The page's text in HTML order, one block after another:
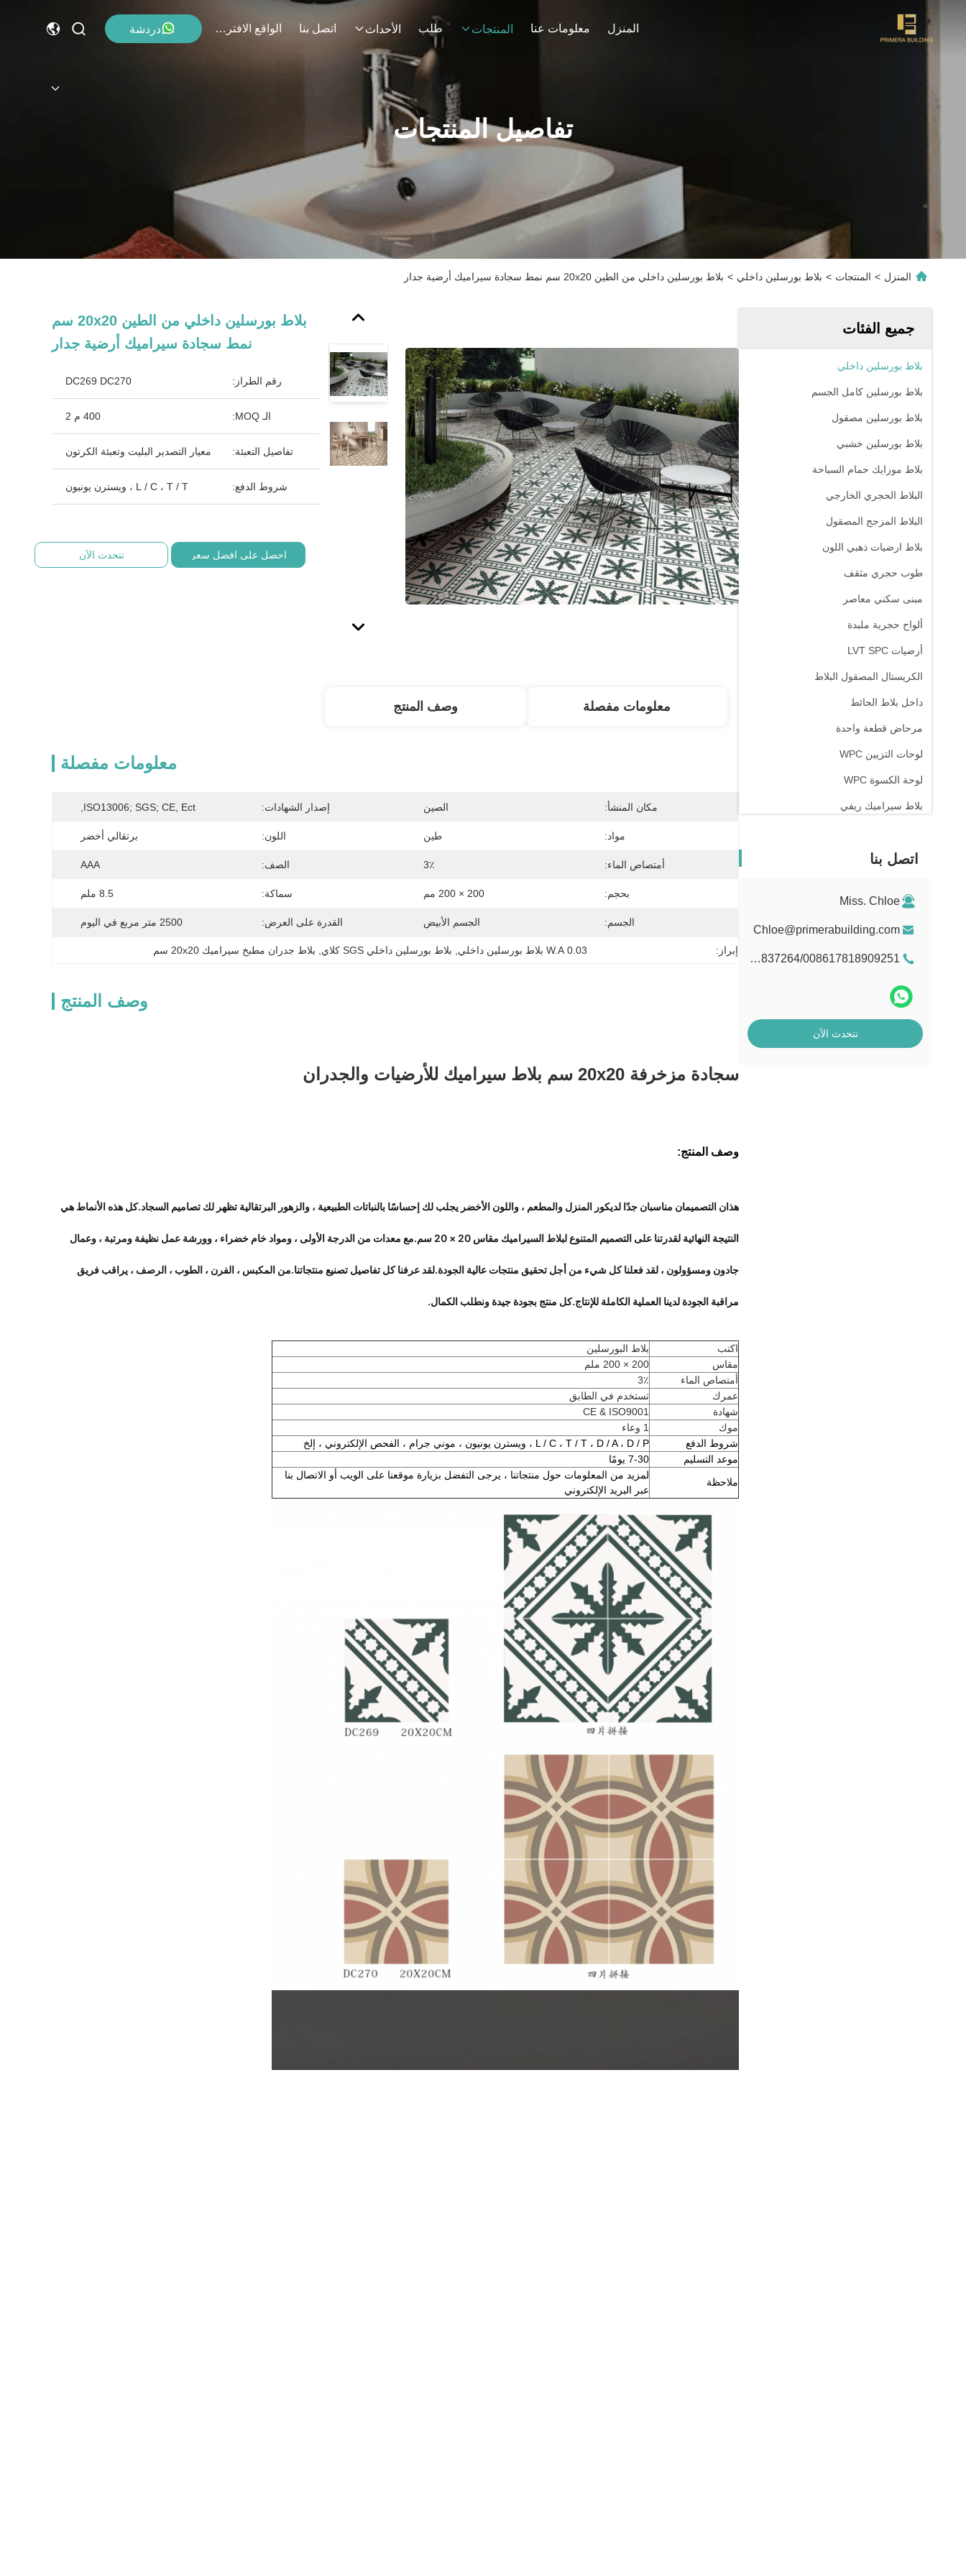
المنزل معلومات عنا المنتجات طلب الأحداث اتصل بنا الواقع الافتراضي دردشة
تفاصيل المنتجات
المنزل > المنتجات > بلاط بورسلين داخلي > بلاط بورسلين داخلي من الطين 20x20 سم نمط سجادة سيراميك أرضية جدار
جميع الفئات
بلاط بورسلين داخلي
بلاط بورسلين كامل الجسم
بلاط بورسلين مصقول
بلاط بورسلين خشبي
بلاط موزايك حمام السباحة
البلاط الحجري الخارجي
البلاط المزجج المصقول
بلاط ارضيات ذهبي اللون
طوب حجري مثقف
مبنى سكني معاصر
ألواح حجرية ملبدة
أرضيات LVT SPC
الكريستال المصقول البلاط
داخل بلاط الحائط
مرحاض قطعة واحدة
لوحات التزيين WPC
لوحة الكسوة WPC
بلاط سيراميك ريفي
اتصل بنا
Miss. Chloe
Chloe@primerabuilding.com
008615103837264/008617818909251
نتحدث الآن
بلاط بورسلين داخلي من الطين 20x20 سم
نمط سجادة سيراميك أرضية جدار
رقم الطراز: DC269 DC270
الـ MOQ: 400 م 2
تفاصيل التعبئة: معيار التصدير البليت وتعبئة الكرتون
شروط الدفع: L / C ، T / T ، ويسترن يونيون
احصل على افضل سعر نتحدث الآن
معلومات مفصلة وصف المنتج
معلومات مفصلة
مكان المنشأ: الصين إصدار الشهادات: ISO13006; SGS; CE, Ect,
مواد: طين اللون: برتقالي أخضر
أمتصاص الماء: 3٪ الصف: AAA
بحجم: 200 × 200 مم سماكة: 8.5 ملم
الجسم: الجسم الأبيض القدرة على العرض: 2500 متر مربع في اليوم
إبراز: 0.03 W.A بلاط بورسلين داخلي بلاط بورسلين داخلي SGS كلاي بلاط جدران مطبخ سيراميك 20x20 سم
وصف المنتج
سجادة مزخرفة 20x20 سم بلاط سيراميك للأرضيات والجدران
وصف المنتج:
هذان التصميمان مناسبان جدًا لديكور المنزل والمطعم ، واللون الأخضر يجلب لك إحساسًا بالنباتات الطبيعية ، والزهور البرتقالية تظهر لك تصاميم السجاد.كل هذه الأنماط هي
النتيجة النهائية لقدرتنا على التصميم المتنوع لبلاط السيراميك مقاس 20 × 20 سم.مع معدات من الدرجة الأولى ، ومواد خام خضراء ، وورشة عمل نظيفة ومرتبة ، وعمال
جادون ومسؤولون ، لقد فعلنا كل شيء من أجل تحقيق منتجات عالية الجودة.لقد عرفنا كل تفاصيل تصنيع منتجاتنا.من المكبس ، الفرن ، الطوب ، الرصف ، يراقب فريق
مراقبة الجودة لدينا العملية الكاملة للإنتاج.كل منتج بجودة جيدة ونطلب الكمال.
اكتب
بلاط البورسلين
مقاس
200 × 200 ملم
أمتصاص الماء
3٪
عمرك
تستخدم في الطابق
شهادة
CE & ISO9001
موك
1 وعاء
شروط الدفع
L / C ، T / T ، D / A ، D / P ، ويسترن يونيون ، موني جرام ، الفحص الإلكتروني ، إلخ
موعد التسليم
7-30 يومًا
ملاحظة
لمزيد من المعلومات حول منتجاتنا ، يرجى التفضل بزيارة موقعنا على الويب أو الاتصال بنا
عبر البريد الإلكتروني